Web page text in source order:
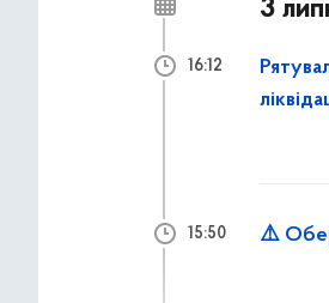
3
16:12
⚠️
15:50